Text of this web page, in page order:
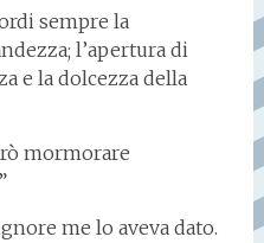
sempre la
l’apertura di
e la dolcezza della
mormorare
me lo aveva dato.